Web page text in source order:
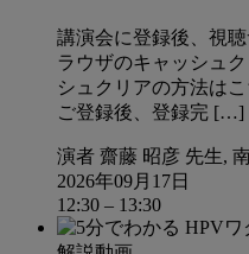
講演会に登録後、視
ラウザのキャッシュ
シュクリアの方法は
ご登録後、登録完 […]
演者 齋藤 昭彦 先生,
2026年09月17日
12:30 – 13:30